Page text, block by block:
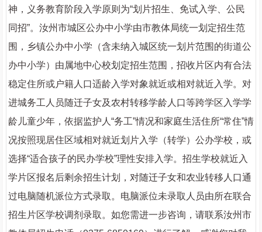
神，义务教育阶段入学原则为“划片招生、免试入学、公民
同招”。汝州市城区公办中小学由市教体局统一划定招生范
围，乡镇公办中小学（含未纳入城区统一划片范围的街道公
办中小学）由属地中心校划定招生范围，招收片区内有合法
稳定住所或户籍人口适龄入学对象就近或相对就近入学。对
进城务工人员随迁子女及农村转移学龄人口等跨学区入学学
龄儿童少年，依据监护人“务工”情况和家庭生活住所“常住”情
况按照现居住区域相对就近划片入学（转学）公办学校，或
选择“适合孩子的民办学校”理性安排入学。招生学校就近入
学片区报名后剩余招生计划，对随迁子女和农业转移人口通
过电脑随机派位方式录取。电脑派位未录取人员由所在联合
招生片区学校调剂录取。如您需进一步咨询，请联系汝州市